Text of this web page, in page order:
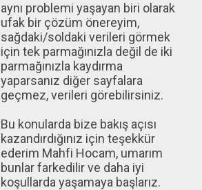
aynı problemi yaşayan biri olarak
ufak bir çözüm önereyim,
sağdaki/soldaki verileri görmek
için tek parmağınızla değil de iki
parmağınızla kaydırma
yaparsanız diğer sayfalara
geçmez, verileri görebilirsiniz.
Bu konularda bize bakış açısı
kazandırdığınız için teşekkür
ederim Mahfi Hocam, umarım
bunlar farkedilir ve daha iyi
koşullarda yaşamaya başlarız.